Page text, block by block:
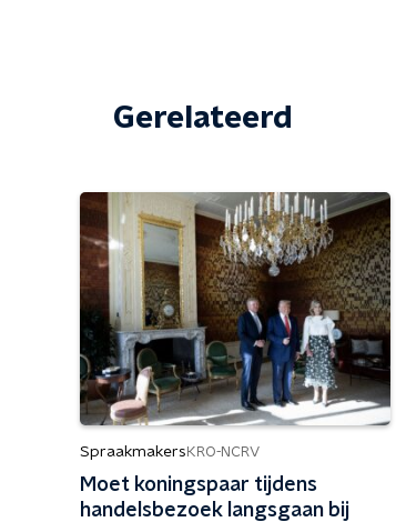
Gerelateerd
Spraakmakers KRO-NCRV
Moet koningspaar tijdens
handelsbezoek langsgaan bij